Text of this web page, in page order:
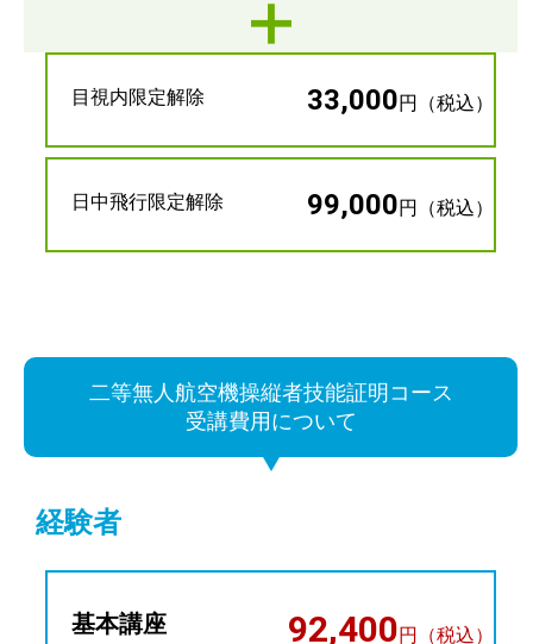
目視内限定解除 33,000円（税込）
日中飛行限定解除 99,000円（税込）
二等無人航空機操縦者技能証明コース
受講費用について
経験者
基本講座 92,400円（税込）